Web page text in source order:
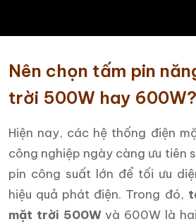
Nên chọn tấm pin
trời 500W hay 600W?
Hiện nay, các hệ thống điện
công nghiệp ngày càng ưu tiên
pin công suất lớn để tối ưu
hiệu quả phát điện. Trong đó,
mặt trời 500Wvà 600W là